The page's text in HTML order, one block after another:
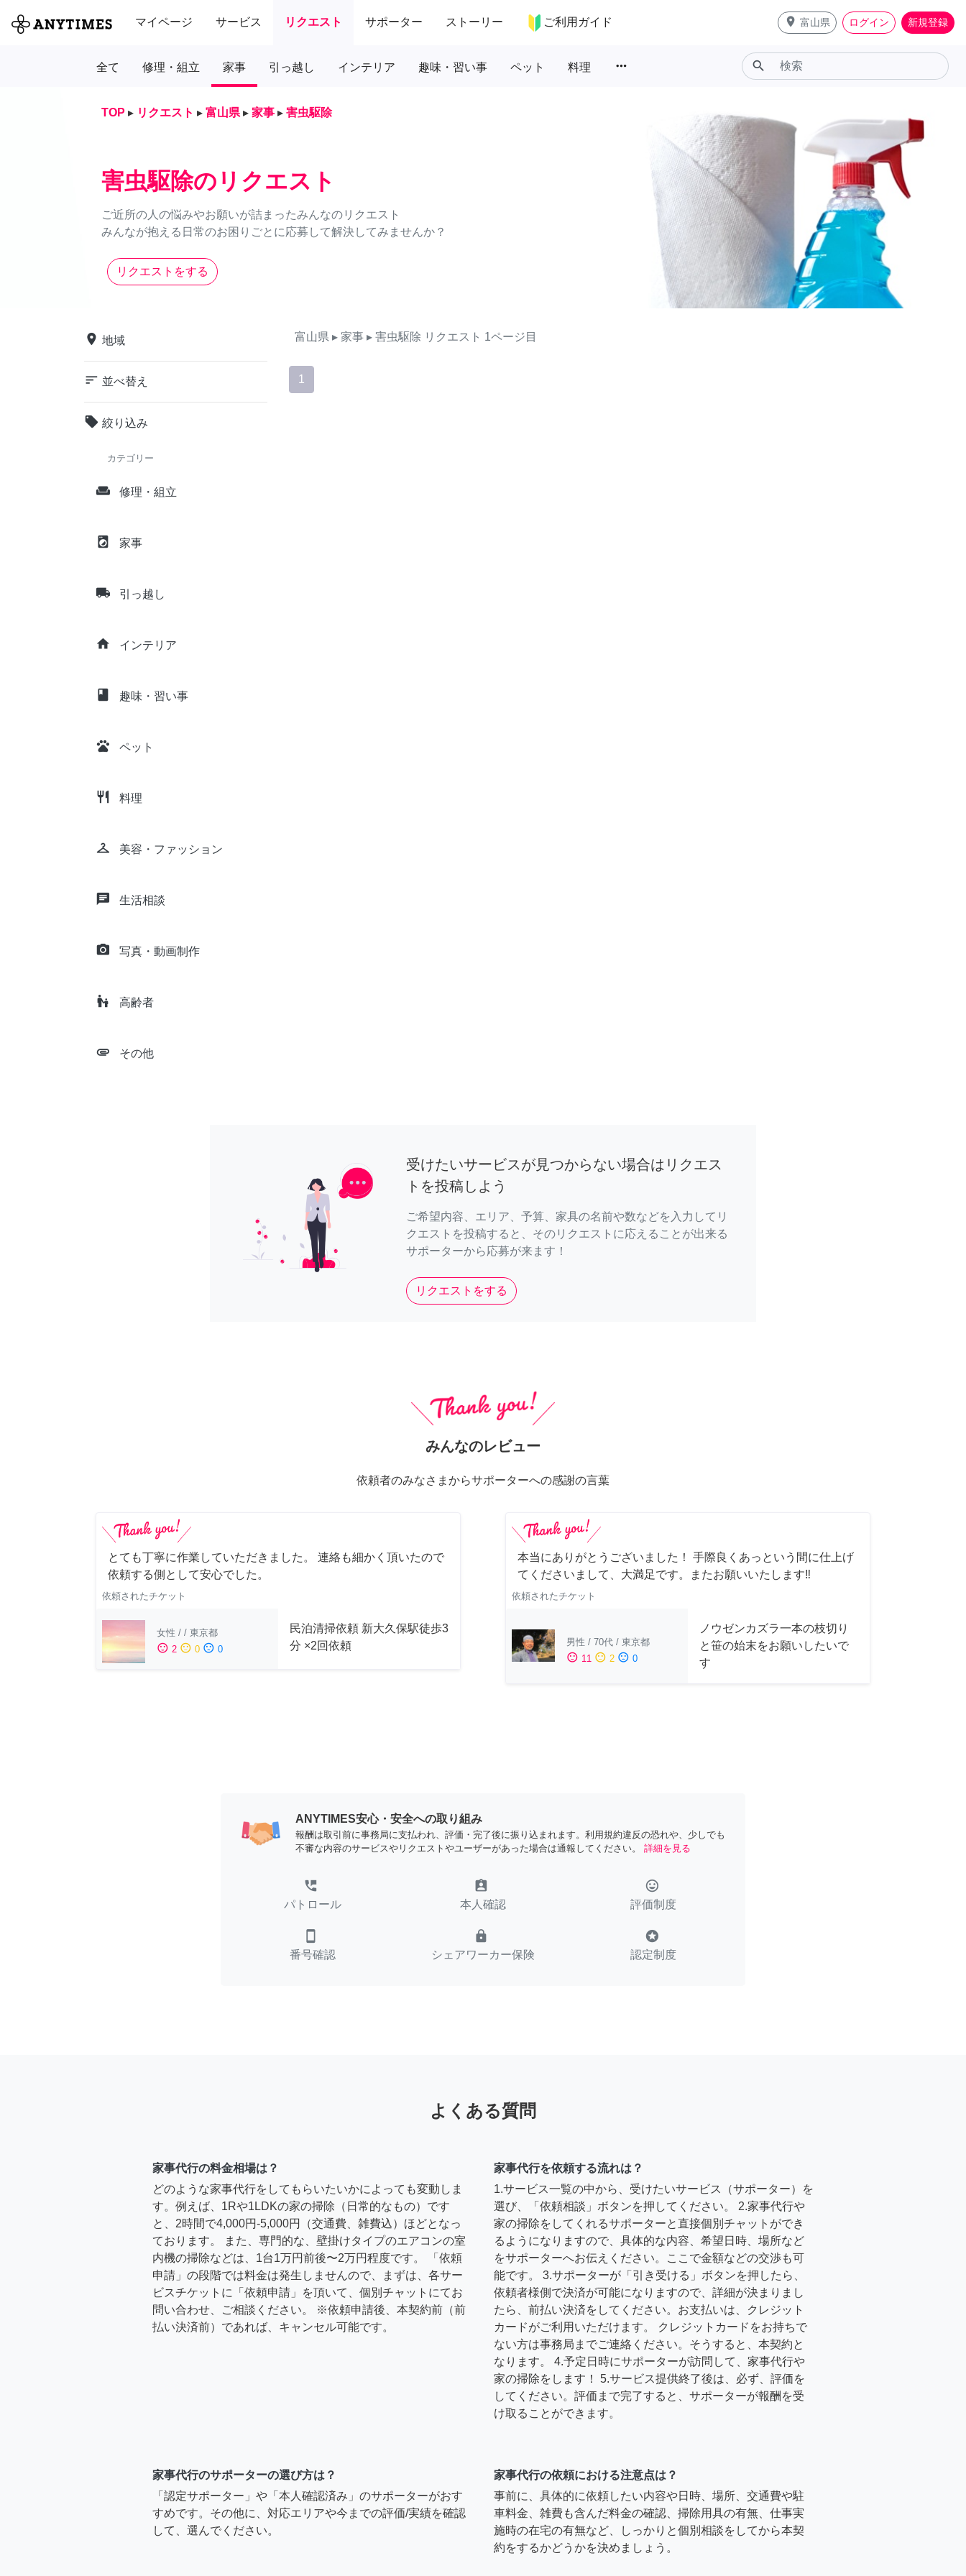
マイページ サービス リクエスト サポーター ストーリー ご利用ガイド place 富山県 ログイン 新規登録
全て 修理・組立 家事 引っ越し インテリア 趣味・習い事 ペット 料理 more_horiz search
TOP ▸ リクエスト ▸ 富山県 ▸ 家事 ▸ 害虫駆除
害虫駆除のリクエスト
ご近所の人の悩みやお願いが詰まったみんなのリクエスト
みんなが抱える日常のお困りごとに応募して解決してみませんか？
リクエストをする
place 地域
sort 並べ替え
local_offer 絞り込み
カテゴリー
weekend 修理・組立
local_laundry_service 家事
local_shipping 引っ越し
home インテリア
class 趣味・習い事
pets ペット
restaurant 料理
checkroom 美容・ファッション
chat 生活相談
camera_alt 写真・動画制作
escalator_warning 高齢者
attachment その他
富山県 ▸ 家事 ▸ 害虫駆除 リクエスト 1ページ目
1
受けたいサービスが見つからない場合はリクエス
トを投稿しよう
ご希望内容、エリア、予算、家具の名前や数などを入力してリ
クエストを投稿すると、そのリクエストに応えることが出来る
サポーターから応募が来ます！
リクエストをする
みんなのレビュー
依頼者のみなさまからサポーターへの感謝の言葉
とても丁寧に作業していただきました。 連絡も細かく頂いたので
依頼する側として安心でした。
依頼されたチケット
女性 / / 東京都
sentiment_satisfied 2 sentiment_neutral 0 sentiment_dissatisfied 0
民泊清掃依頼 新大久保駅徒歩3
分 ×2回依頼
本当にありがとうございました！ 手際良くあっという間に仕上げ
てくださいまして、大満足です。またお願いいたします‼️
依頼されたチケット
男性 / 70代 / 東京都
sentiment_satisfied 11 sentiment_neutral 2 sentiment_dissatisfied 0
ノウゼンカズラ一本の枝切り
と笹の始末をお願いしたいで
す
ANYTIMES安心・安全への取り組み
報酬は取引前に事務局に支払われ、評価・完了後に振り込まれます。利用規約違反の恐れや、少しでも
不審な内容のサービスやリクエストやユーザーがあった場合は通報してください。
詳細を見る
perm_phone_msg
パトロール
assignment_ind
本人確認
tag_faces
評価制度
smartphone
番号確認
lock
シェアワーカー保険
stars
認定制度
よくある質問
家事代行の料金相場は？
どのような家事代行をしてもらいたいかによっても変動しま
す。例えば、1Rや1LDKの家の掃除（日常的なもの）です
と、2時間で4,000円-5,000円（交通費、雑費込）ほどとなっ
ております。 また、専門的な、壁掛けタイプのエアコンの室
内機の掃除などは、1台1万円前後〜2万円程度です。 「依頼
申請」の段階では料金は発生しませんので、まずは、各サー
ビスチケットに「依頼申請」を頂いて、個別チャットにてお
問い合わせ、ご相談ください。 ※依頼申請後、本契約前（前
払い決済前）であれば、キャンセル可能です。
家事代行を依頼する流れは？
1.サービス一覧の中から、受けたいサービス（サポーター）を
選び、「依頼相談」ボタンを押してください。 2.家事代行や
家の掃除をしてくれるサポーターと直接個別チャットができ
るようになりますので、具体的な内容、希望日時、場所など
をサポーターへお伝えください。ここで金額などの交渉も可
能です。 3.サポーターが「引き受ける」ボタンを押したら、
依頼者様側で決済が可能になりますので、詳細が決まりまし
たら、前払い決済をしてください。お支払いは、クレジット
カードがご利用いただけます。 クレジットカードをお持ちで
ない方は事務局までご連絡ください。そうすると、本契約と
なります。 4.予定日時にサポーターが訪問して、家事代行や
家の掃除をします！ 5.サービス提供終了後は、必ず、評価を
してください。評価まで完了すると、サポーターが報酬を受
け取ることができます。
家事代行のサポーターの選び方は？
「認定サポーター」や「本人確認済み」のサポーターがおす
すめです。その他に、対応エリアや今までの評価/実績を確認
して、選んでください。
家事代行の依頼における注意点は？
事前に、具体的に依頼したい内容や日時、場所、交通費や駐
車料金、雑費も含んだ料金の確認、掃除用具の有無、仕事実
施時の在宅の有無など、しっかりと個別相談をしてから本契
約をするかどうかを決めましょう。